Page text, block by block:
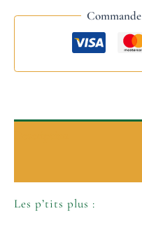
Les p’tits plus :